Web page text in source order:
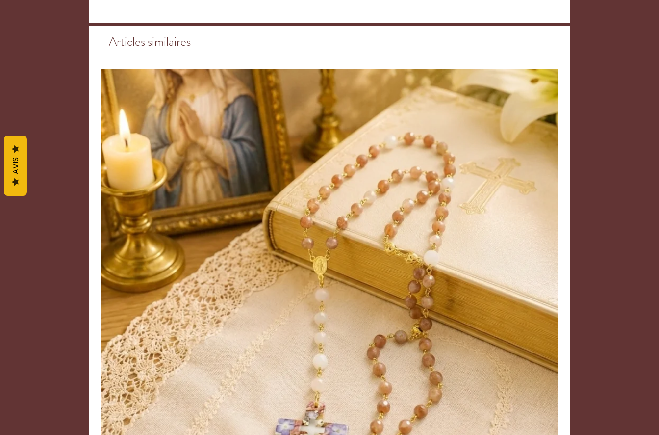
d’apprentissage. Elle favorise le perfectionnement dans l’apprentissage.
Elle permet de détoxifier les trop-pleins émotionnels en apaisant ainsi les
La Fluorite est une pierre possédant de nombreuses vertus. Elle aide à
assimiler les oligo-éléments des aliments, renforce la santé du foie et des
poumons. On l’utilise également en prévention de la grippe et de certaines
infections virales. Chez les plus jeunes, ce cristal facilite même la
cicatrisation des plaies et favorise la régénération des cellules. Les
maladies liées à l’articulation comme l’arthrose, l’arthrite, l’ossification et
l’ostéoporose s'améliorent fortement avec la Fluorite. Elle fortifie le
système veineux, la rate et les dents. Elle aide à lutter contre le mauvais
cholestérol, la pression artérielle et les malaises. Elle détoxifie le corps. Elle
renforce les défenses immunitaires qui aident contre les états de mal-être.
Elle dissipe toute forme de désorganisation. Elle est, de tous les cristaux, le
plus efficace en la matière. Elle favorise l’impartialité. Elle permet
d’intégrer les énergies spirituelles, de décupler l’intuition, la concentration.
Elle donne ainsi un accès aux réalités spirituelles supérieures. Idéale pour la
pratique de la méditation, cette pierre permet de réduire le stress et
développer l’intuition. Au travail, porter la Fluorite aide à prendre des
décisions de manière réfléchie.
La couleur peut varier en fonction de la lumière.
En cas de rupture de stock, n'hésitez pas à me contacter.
Disposées sur le corps, les pierres permettent de régénérer et de
rééquilibrer l’être dans son intégralité : c’est à dire autant sur le plan
physique que psychique mais, cependant, celà ne peut remplacer un
traitement médical prescrit par votre médecin.
Articles similaires
AVIS